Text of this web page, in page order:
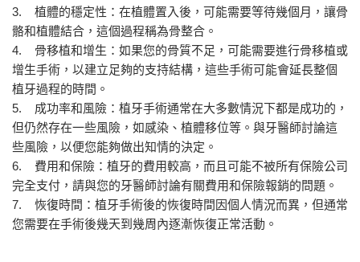
3. 植體的穩定性：在植體置入後，可能需要等待幾個月，讓骨
骼和植體結合，這個過程稱為骨整合。
4. 骨移植和增生：如果您的骨質不足，可能需要進行骨移植或
增生手術，以建立足夠的支持結構，這些手術可能會延長整個
植牙過程的時間。
5. 成功率和風險：植牙手術通常在大多數情況下都是成功的，
但仍然存在一些風險，如感染、植體移位等。與牙醫師討論這
些風險，以便您能夠做出知情的決定。
6. 費用和保險：植牙的費用較高，而且可能不被所有保險公司
完全支付，請與您的牙醫師討論有關費用和保險報銷的問題。
7. 恢復時間：植牙手術後的恢復時間因個人情況而異，但通常
您需要在手術後幾天到幾周內逐漸恢復正常活動。